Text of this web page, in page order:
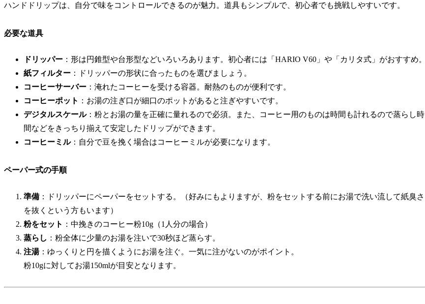
ハンドドリップは、自分で味をコントロールできるのが魅力。道具もシンプルで、初心者でも挑戦しやすいです。
必要な道具
ドリッパー ：形は円錐型や台形型などいろいろあります。初心者には「HARIO V60」や「カリタ式」がおすすめ。
紙フィルター ：ドリッパーの形状に合ったものを選びましょう。
コーヒーサーバー ：淹れたコーヒーを受ける容器。耐熱のものが便利です。
コーヒーポット ：お湯の注ぎ口が細口のポットがあると注ぎやすいです。
デジタルスケール：粉とお湯の量を正確に量れるので必須。また、コーヒー用のものは時間も計れるので蒸らし時
間などをきっちり揃えて安定したドリップができます。
コーヒーミル：自分で豆を挽く場合はコーヒーミルが必要になります。
ペーパー式の手順
準備 ：ドリッパーにペーパーをセットする。（好みにもよりますが、粉をセットする前にお湯で洗い流して紙臭さ
を抜くという方もいます）
粉をセット ：中挽きのコーヒー粉10g（1人分の場合）
蒸らし ：粉全体に少量のお湯を注いで30秒ほど蒸らす。
注湯：ゆっくりと円を描くようにお湯を注ぐ。一気に注がないのがポイント。
粉10gに対してお湯150mlが目安となります。